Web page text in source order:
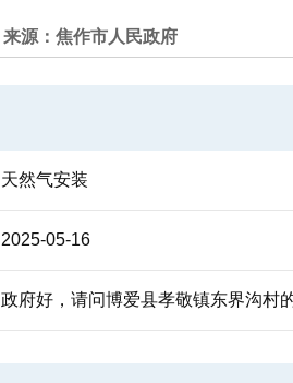
来源：焦作市人民政府
天然气安装
2025-05-16
政府好，请问博爱县孝敬镇东界沟村